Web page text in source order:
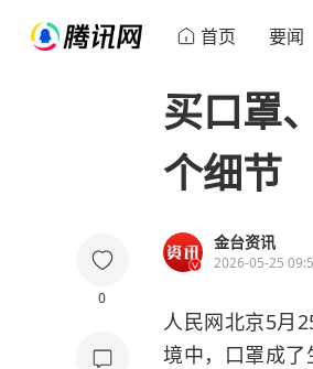
首页 要闻
0
买口罩
个细节
金台资讯
2026-05-25
人民网北京5月
境中，口罩成了